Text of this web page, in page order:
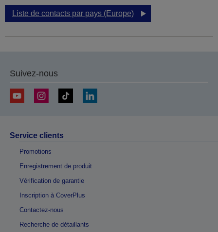
Liste de contacts par pays (Europe)
Suivez-nous
Service clients
Promotions
Enregistrement de produit
Vérification de garantie
Inscription à CoverPlus
Contactez-nous
Recherche de détaillants